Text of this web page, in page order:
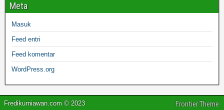
Meta
Masuk
Feed entri
Feed komentar
WordPress.org
Fredikurniawan.com © 2023 Frontier Theme